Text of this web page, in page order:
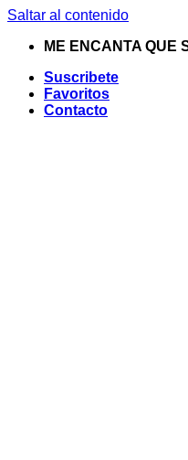
Saltar al contenido
ME ENCANTA QUE
Suscribete
Favoritos
Contacto